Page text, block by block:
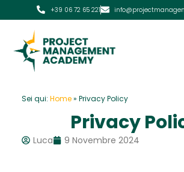
+39 06 72 65 221
Sei qui: Home» Privacy Policy
Privacy
Luca 9 Novembre 2024